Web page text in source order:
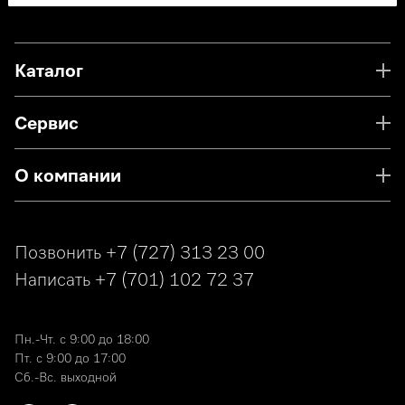
Каталог
Сервис
О компании
Позвонить +7 (727) 313 23 00
Написать +7 (701) 102 72 37
Пн.-Чт. с 9:00 до 18:00
Пт. с 9:00 до 17:00
Сб.-Вс. выходной